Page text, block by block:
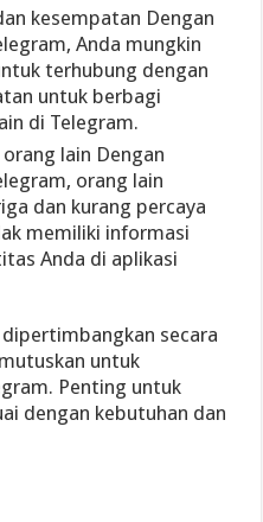
kesempatan Dengan
Anda mungkin
terhubung dengan
untuk berbagi
di Telegram.
lain Dengan
orang lain
dan kurang percaya
memiliki informasi
Anda di aplikasi
secara
untuk
Penting untuk
dengan kebutuhan dan